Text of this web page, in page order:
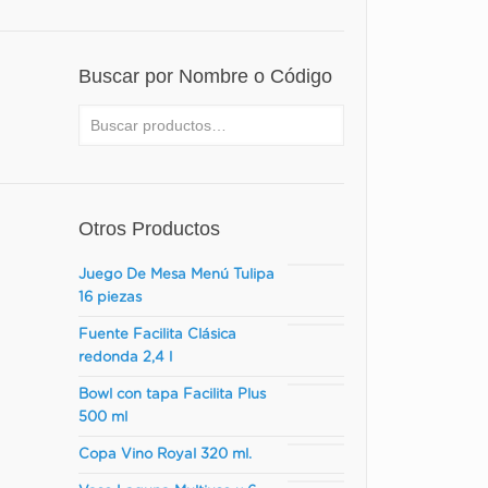
Buscar por Nombre o Código
Otros Productos
Juego De Mesa Menú Tulipa
16 piezas
Fuente Facilita Clásica
redonda 2,4 l
Bowl con tapa Facilita Plus
500 ml
Copa Vino Royal 320 ml.